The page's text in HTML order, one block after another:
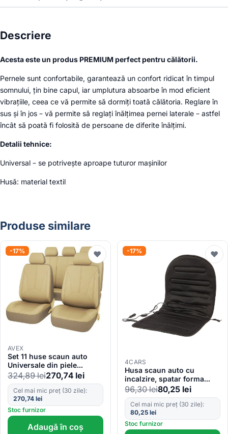
Descriere
Acesta este un produs PREMIUM perfect pentru călătorii.
Pernele sunt confortabile, garantează un confort ridicat în timpul
somnului, țin bine capul, iar umplutura absoarbe în mod eficient
vibrațiile, ceea ce vă permite să dormiți toată călătoria. Reglare în
sus și în jos – vă permite să reglați înălțimea pernei laterale – astfel
încât să poată fi folosită de persoane de diferite înălțimi.
Detalii tehnice:
Universal – se potrivește aproape tuturor mașinilor
Husă: material textil
Produse similare
-17% ♥
AVEX
Set 11 huse scaun auto
Universale din piele
ecologica Bej, AG338F
324,89lei270,74 lei
Cel mai mic preț (30 zile):
270,74 lei
Stoc furnizor
Adaugă în coș
-17% ♥
4CARS
Husa scaun auto cu
incalzire, spatar forma
semirotunda, 2 trepte de
caldura
96,30lei80,25 lei
Cel mai mic preț (30 zile):
80,25 lei
Stoc furnizor